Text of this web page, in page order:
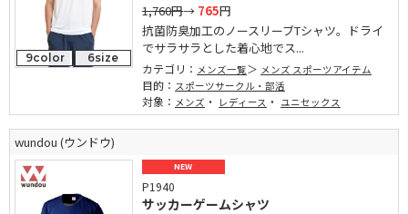
9color 6size
1,760円→ 765円
抗菌防臭加工のノースリーブTシャツ。ドライ
でサラサラとした着心地でス...
カテゴリ： メンズ一覧 メンズ スポーツアイテム
目的： スポーツサークル・部活
対象： メンズ ・ レディース ・ ユニセックス
wundou (ウンドウ)
NEW
P1940
サッカーゲームシャツ